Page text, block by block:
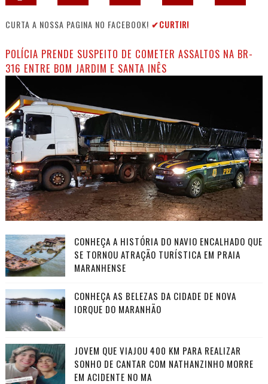
CURTA A NOSSA PAGINA NO FACEBOOK! ✔CURTIR!
POLÍCIA PRENDE SUSPEITO DE COMETER ASSALTOS NA BR-
316 ENTRE BOM JARDIM E SANTA INÊS
CONHEÇA A HISTÓRIA DO NAVIO ENCALHADO QUE
SE TORNOU ATRAÇÃO TURÍSTICA EM PRAIA
MARANHENSE
CONHEÇA AS BELEZAS DA CIDADE DE NOVA
IORQUE DO MARANHÃO
JOVEM QUE VIAJOU 400 KM PARA REALIZAR
SONHO DE CANTAR COM NATHANZINHO MORRE
EM ACIDENTE NO MA